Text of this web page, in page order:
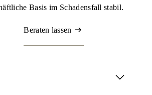
Basis im Schadensfall stabil.
Beraten lassen